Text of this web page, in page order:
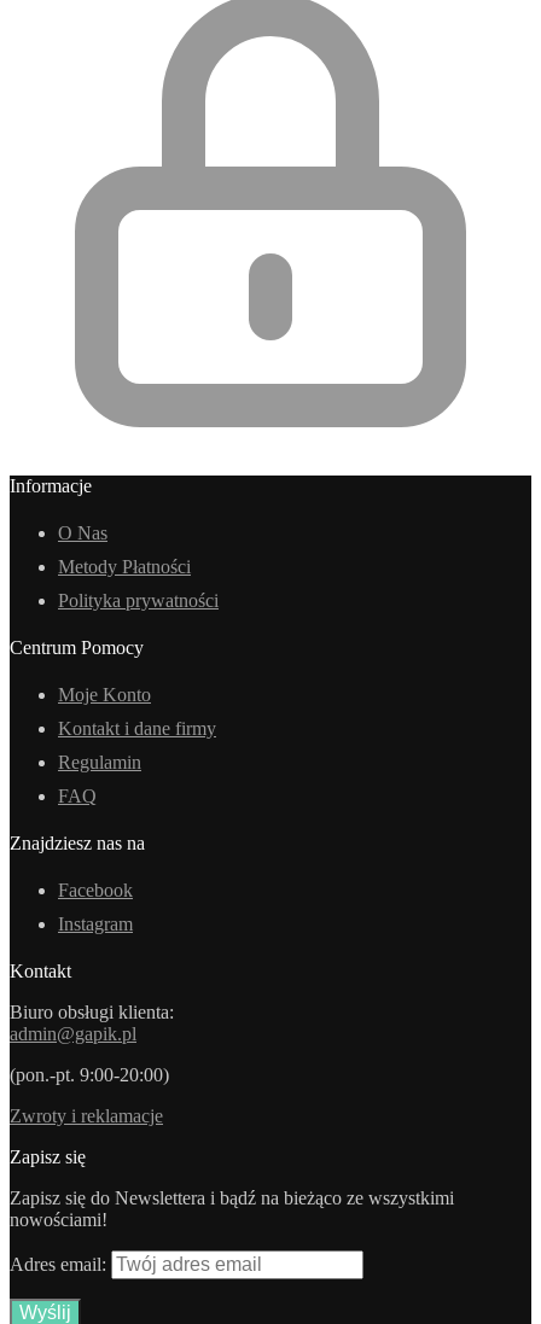
Informacje
O Nas
Metody Płatności
Polityka prywatności
Centrum Pomocy
Moje Konto
Kontakt i dane firmy
Regulamin
FAQ
Znajdziesz nas na
Facebook
Instagram
Kontakt
Biuro obsługi klienta:
admin@gapik.pl
(pon.-pt. 9:00-20:00)
Zwroty i reklamacje
Zapisz się
Zapisz się do Newslettera i bądź na bieżąco ze wszystkimi
nowościami!
Adres email: